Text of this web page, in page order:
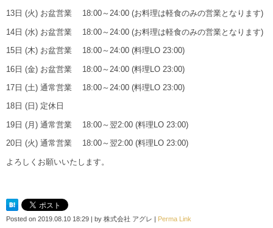
13日 (火) お盆営業 18:00～24:00 (お料理は軽食のみの営業となります)
14日 (水) お盆営業 18:00～24:00 (お料理は軽食のみの営業となります)
15日 (木) お盆営業 18:00～24:00 (料理LO 23:00)
16日 (金) お盆営業 18:00～24:00 (料理LO 23:00)
17日 (土) 通常営業 18:00～24:00 (料理LO 23:00)
18日 (日) 定休日
19日 (月) 通常営業 18:00～翌2:00 (料理LO 23:00)
20日 (火) 通常営業 18:00～翌2:00 (料理LO 23:00)
よろしくお願いいたします。
Posted on 2019.08.10 18:29 | by 株式会社 アグレ | Perma Link